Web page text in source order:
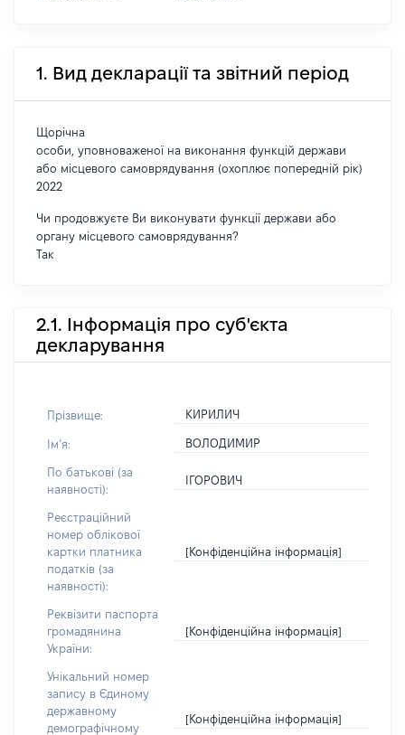
1. Вид декларації та звітний період
Щорічна
особи, уповноваженої на виконання функцій держави
або місцевого самоврядування (охоплює попередній рік)
2022
Чи продовжуєте Ви виконувати функції держави або
органу місцевого самоврядування?
Так
2.1. Інформація про суб'єкта
декларування
Прізвище: КИРИЛИЧ
Імʼя: ВОЛОДИМИР
По батькові (за
наявності):
ІГОРОВИЧ
Реєстраційний
номер облікової
картки платника
податків (за
наявності):
[Конфіденційна інформація]
Реквізити паспорта
громадянина
України:
[Конфіденційна інформація]
Унікальний номер
запису в Єдиному
державному
демографічному
[Конфіденційна інформація]